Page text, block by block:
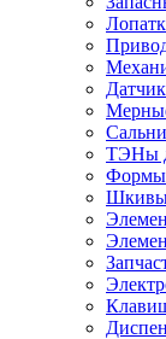
ТЭНы
Формы
Шкивы